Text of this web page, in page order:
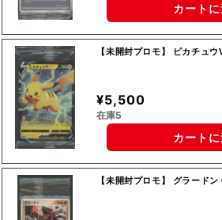
カート
【未開封プロモ】 ピカチュ
¥5,500
在庫5
カート
【未開封プロモ】 グラード